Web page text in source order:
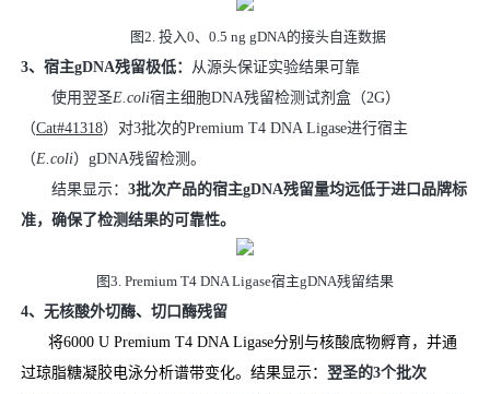
图2. 投入0、0.5 ng gDNA的接头自连数据
3、宿主gDNA残留极低： 从源头保证实验结果可靠
使用翌圣E.coli宿主细胞DNA残留检测试剂盒（2G）
（Cat#41318）对3批次的Premium T4 DNA Ligase进行宿主
（E.coli）gDNA残留检测。
结果显示： 3批次产品的宿主gDNA残留量均远低于进口品牌标
准，确保了检测结果的可靠性。
图3. Premium T4 DNA Ligase宿主gDNA残留结果
4、无核酸外切酶、切口酶残留
将6000 U Premium T4 DNA Ligase分别与核酸底物孵育，并通
过琼脂糖凝胶电泳分析谱带变化。结果显示： 翌圣的3个批次